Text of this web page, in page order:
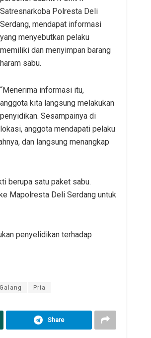
Satresnarkoba Polresta Deli
Serdang, mendapat informasi
yang menyebutkan pelaku
memiliki dan menyimpan barang
haram sabu.
“Menerima informasi itu,
anggota kita langsung melakukan
penyidikan. Sesampainya di
lokasi, anggota mendapati pelaku
dan langsung menangkap
berupa satu paket sabu.
Mapolresta Deli Serdang untuk
penyelidikan terhadap
Galang Pria
Share